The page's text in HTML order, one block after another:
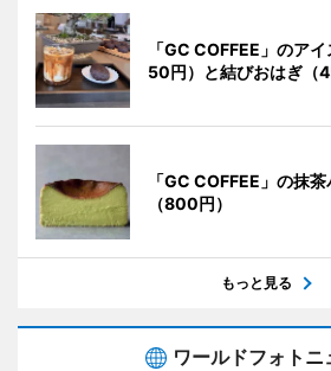
「GC COFFEE」のア
50円）と結びおはぎ（
「GC COFFEE」の抹
（800円）
もっと見る
ワールドフォトニ